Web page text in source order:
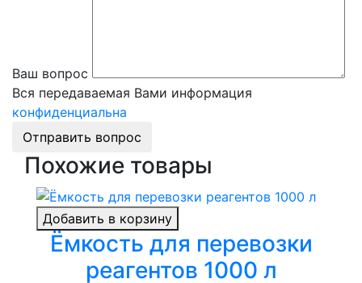
Ваш вопрос
Вся передаваемая Вами информация
конфиденциальна
Отправить вопрос
Похожие товары
Добавить в корзину
Ёмкость для перевозки
реагентов 1000 л